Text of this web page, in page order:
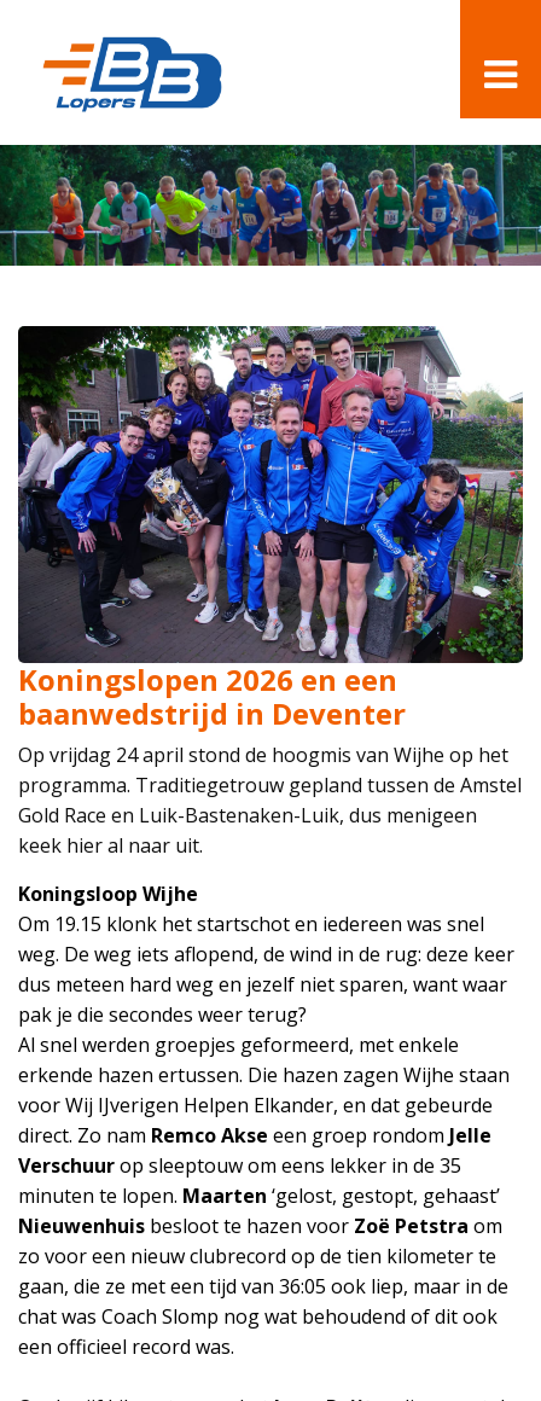
Koningslopen 2026 en een
baanwedstrijd in Deventer
Op vrijdag 24 april stond de hoogmis van Wijhe op het
programma. Traditiegetrouw gepland tussen de Amstel
Gold Race en Luik-Bastenaken-Luik, dus menigeen
keek hier al naar uit.
Koningsloop Wijhe
Om 19.15 klonk het startschot en iedereen was snel
weg. De weg iets aflopend, de wind in de rug: deze keer
dus meteen hard weg en jezelf niet sparen, want waar
pak je die secondes weer terug?
Al snel werden groepjes geformeerd, met enkele
erkende hazen ertussen. Die hazen zagen Wijhe staan
voor Wij IJverigen Helpen Elkander, en dat gebeurde
direct. Zo nam Remco Akse een groep rondom Jelle
Verschuurop sleeptouw om eens lekker in de 35
minuten te lopen. Maarten ‘gelost, gestopt, gehaast’
Nieuwenhuis besloot te hazen voor Zoë Petstra om
zo voor een nieuw clubrecord op de tien kilometer te
gaan, die ze met een tijd van 36:05 ook liep, maar in de
chat was Coach Slomp nog wat behoudend of dit ook
een officieel record was.